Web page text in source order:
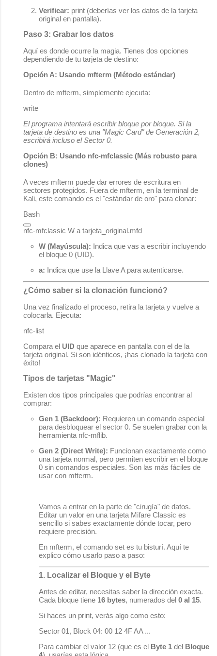
Verificar: print (deberías ver los datos de la tarjeta
original en pantalla).
Paso 3: Grabar los datos
Aquí es donde ocurre la magia. Tienes dos opciones
dependiendo de tu tarjeta de destino:
Opción A: Usando mfterm (Método estándar)
Dentro de mfterm, simplemente ejecuta:
write
El programa intentará escribir bloque por bloque. Si la
tarjeta de destino es una "Magic Card" de Generación 2,
escribirá incluso el Sector 0.
Opción B: Usando nfc-mfclassic (Más robusto para
clones)
A veces mfterm puede dar errores de escritura en
sectores protegidos. Fuera de mfterm, en la terminal de
Kali, este comando es el "estándar de oro" para clonar:
Bash
W (Mayúscula): Indica que vas a escribir incluyendo
el bloque 0 (UID).
a: Indica que use la Llave A para autenticarse.
¿Cómo saber si la clonación funcionó?
Una vez finalizado el proceso, retira la tarjeta y vuelve a
colocarla. Ejecuta:
nfc-list
Compara el UID que aparece en pantalla con el de la
tarjeta original. Si son idénticos, ¡has clonado la tarjeta con
éxito!
Tipos de tarjetas "Magic"
Existen dos tipos principales que podrías encontrar al
comprar:
Gen 1 (Backdoor): Requieren un comando especial
para desbloquear el sector 0. Se suelen grabar con la
herramienta nfc-mflib.
Gen 2 (Direct Write): Funcionan exactamente como
una tarjeta normal, pero permiten escribir en el bloque
0 sin comandos especiales. Son las más fáciles de
usar con mfterm.
Vamos a entrar en la parte de "cirugía" de datos.
Editar un valor en una tarjeta Mifare Classic es
sencillo si sabes exactamente dónde tocar, pero
requiere precisión.
En mfterm, el comando set es tu bisturí. Aquí te
explico cómo usarlo paso a paso:
1. Localizar el Bloque y el Byte
Antes de editar, necesitas saber la dirección exacta.
Cada bloque tiene 16 bytes, numerados del 0 al 15.
Si haces un print, verás algo como esto:
Sector 01, Block 04: 00 12 4F AA ...
Para cambiar el valor 12 (que es el Byte 1 del Bloque